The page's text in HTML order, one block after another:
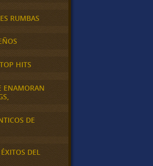
RUMBAS
HITS
ENAMORAN
DE
DEL